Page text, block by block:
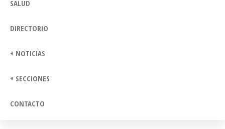
SALUD
DIRECTORIO
+ NOTICIAS
+ SECCIONES
CONTACTO